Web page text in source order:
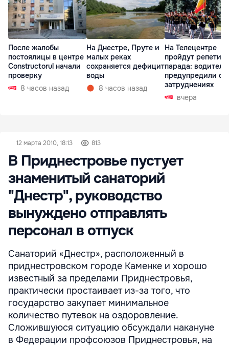
После жалобы
постоялицы в центре
Constructorul начали
проверку
8 часов назад
На Днестре, Пруте и
малых реках
сохраняется дефицит
воды
8 часов назад
На Телецентре
пройдут
парада:
предупредили о
затруднениях
вчера
12 марта 2010, 18:13 813
В Приднестровье пустует
знаменитый санаторий
"Днестр", руководство
вынуждено отправлять
персонал в отпуск
Санаторий «Днестр», расположенный в
приднестровском городе Каменке и хорошо
известный за пределами Приднестровья,
практически простаивает из-за того, что
государство закупает минимальное
количество путевок на оздоровление.
Сложившуюся ситуацию обсуждали накануне
в Федерации профсоюзов Приднестровья, на